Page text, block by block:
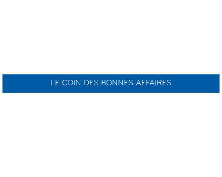
LE COIN DES BONNES AFFAIRES